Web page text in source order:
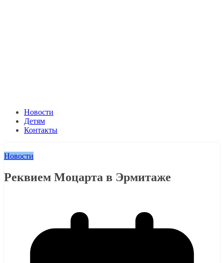
Новости
Детям
Контакты
Новости
Реквием Моцарта в Эрмитаже